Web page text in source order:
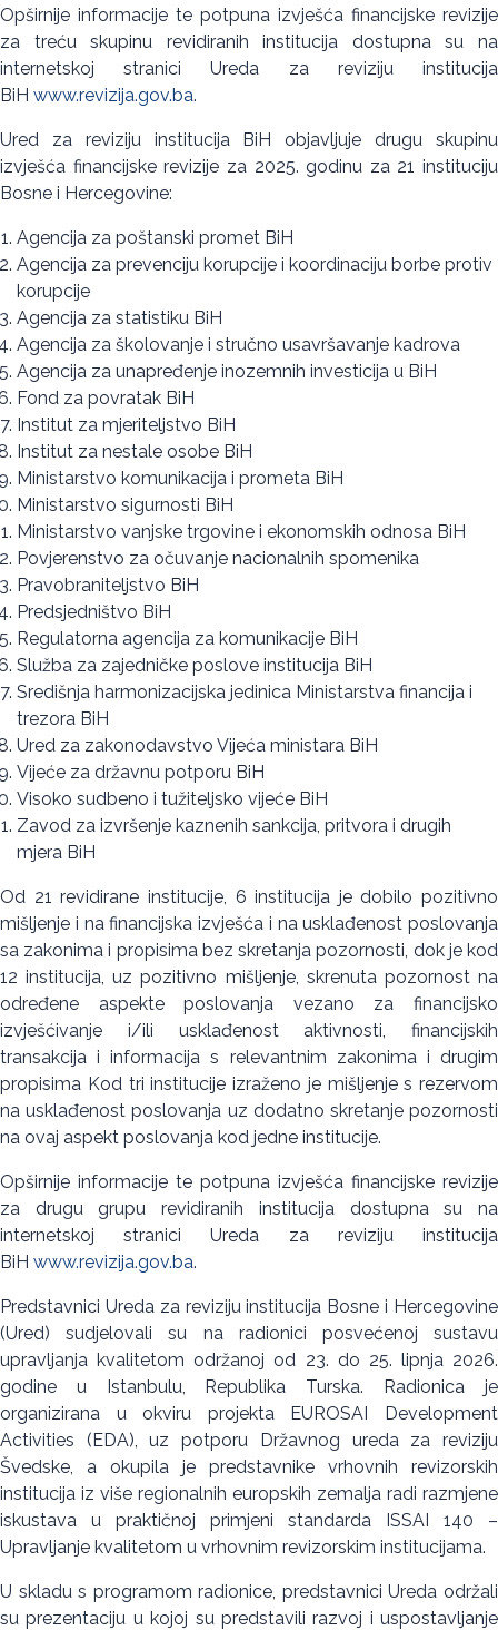
Opširnije informacije te potpuna izvješća financijske revizije
za treću skupinu revidiranih institucija dostupna su na
internetskoj stranici Ureda za reviziju institucija
BiH www.revizija.gov.ba.
Ured za reviziju institucija BiH objavljuje drugu skupinu
izvješća financijske revizije za 2025. godinu za 21 instituciju
Bosne i Hercegovine:
Agencija za poštanski promet BiH
Agencija za prevenciju korupcije i koordinaciju borbe protiv
korupcije
Agencija za statistiku BiH
Agencija za školovanje i stručno usavršavanje kadrova
Agencija za unapređenje inozemnih investicija u BiH
Fond za povratak BiH
Institut za mjeriteljstvo BiH
Institut za nestale osobe BiH
Ministarstvo komunikacija i prometa BiH
Ministarstvo sigurnosti BiH
Ministarstvo vanjske trgovine i ekonomskih odnosa BiH
Povjerenstvo za očuvanje nacionalnih spomenika
Pravobraniteljstvo BiH
Predsjedništvo BiH
Regulatorna agencija za komunikacije BiH
Služba za zajedničke poslove institucija BiH
Središnja harmonizacijska jedinica Ministarstva financija i
trezora BiH
Ured za zakonodavstvo Vijeća ministara BiH
Vijeće za državnu potporu BiH
Visoko sudbeno i tužiteljsko vijeće BiH
Zavod za izvršenje kaznenih sankcija, pritvora i drugih
mjera BiH
Od 21 revidirane institucije, 6 institucija je dobilo pozitivno
mišljenje i na financijska izvješća i na usklađenost poslovanja
sa zakonima i propisima bez skretanja pozornosti, dok je kod
12 institucija, uz pozitivno mišljenje, skrenuta pozornost na
određene aspekte poslovanja vezano za financijsko
izvješćivanje i/ili usklađenost aktivnosti, financijskih
transakcija i informacija s relevantnim zakonima i drugim
propisima Kod tri institucije izraženo je mišljenje s rezervom
na usklađenost poslovanja uz dodatno skretanje pozornosti
na ovaj aspekt poslovanja kod jedne institucije.
Opširnije informacije te potpuna izvješća financijske revizije
za drugu grupu revidiranih institucija dostupna su na
internetskoj stranici Ureda za reviziju institucija
BiH www.revizija.gov.ba.
Predstavnici Ureda za reviziju institucija Bosne i Hercegovine
(Ured) sudjelovali su na radionici posvećenoj sustavu
upravljanja kvalitetom održanoj od 23. do 25. lipnja 2026.
godine u Istanbulu, Republika Turska. Radionica je
organizirana u okviru projekta EUROSAI Development
Activities (EDA), uz potporu Državnog ureda za reviziju
Švedske, a okupila je predstavnike vrhovnih revizorskih
institucija iz više regionalnih europskih zemalja radi razmjene
iskustava u praktičnoj primjeni standarda ISSAI 140 –
Upravljanje kvalitetom u vrhovnim revizorskim institucijama.
U skladu s programom radionice, predstavnici Ureda održali
su prezentaciju u kojoj su predstavili razvoj i uspostavljanje